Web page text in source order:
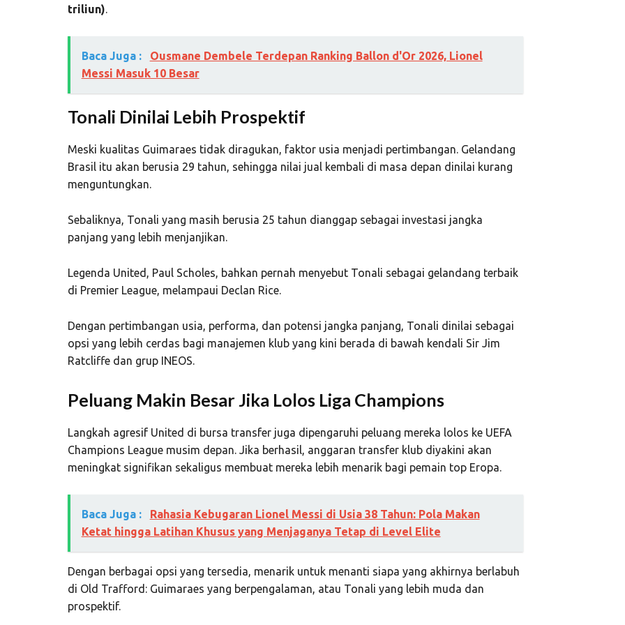
triliun).
Baca Juga :
Ousmane Dembele Terdepan Ranking Ballon d'Or 2026, Lionel
Messi Masuk 10 Besar
Tonali Dinilai Lebih Prospektif
Meski kualitas Guimaraes tidak diragukan, faktor usia menjadi pertimbangan. Gelandang
Brasil itu akan berusia 29 tahun, sehingga nilai jual kembali di masa depan dinilai kurang
menguntungkan.
Sebaliknya, Tonali yang masih berusia 25 tahun dianggap sebagai investasi jangka
panjang yang lebih menjanjikan.
Legenda United, Paul Scholes, bahkan pernah menyebut Tonali sebagai gelandang terbaik
di Premier League, melampaui Declan Rice.
Dengan pertimbangan usia, performa, dan potensi jangka panjang, Tonali dinilai sebagai
opsi yang lebih cerdas bagi manajemen klub yang kini berada di bawah kendali Sir Jim
Ratcliffedan grup INEOS.
Peluang Makin Besar Jika Lolos Liga Champions
Langkah agresif United di bursa transfer juga dipengaruhi peluang mereka lolos ke UEFA
Champions Leaguemusim depan. Jika berhasil, anggaran transfer klub diyakini akan
meningkat signifikan sekaligus membuat mereka lebih menarik bagi pemain top Eropa.
Baca Juga :
Rahasia Kebugaran Lionel Messi di Usia 38 Tahun: Pola Makan
Ketat hingga Latihan Khusus yang Menjaganya Tetap di Level Elite
Dengan berbagai opsi yang tersedia, menarik untuk menanti siapa yang akhirnya berlabuh
di Old Trafford: Guimaraes yang berpengalaman, atau Tonali yang lebih muda dan
prospektif.